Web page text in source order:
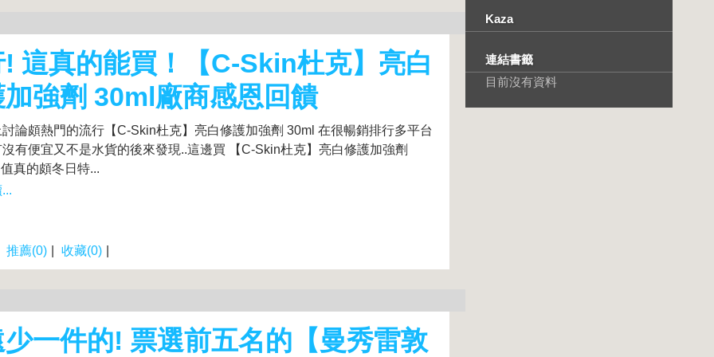
這真的能買！【C-Skin杜克】亮白
強劑 30ml廠商感恩回饋
論頗熱門的流行【C-Skin杜克】亮白修護加強劑 30ml 在很暢銷排行多平台
有便宜又不是水貨的後來發現..這邊買 【C-Skin杜克】亮白修護加強劑
真的頗冬日特...
推薦(0) 收藏(0)
一件的! 票選前五名的【曼秀雷敦
Kaza
連結書籤
目前沒有資料